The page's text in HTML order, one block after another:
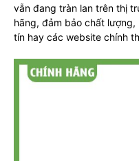
vẫn đang tràn lan trên thị
hãng, đảm bảo chất
tín hay các website chính